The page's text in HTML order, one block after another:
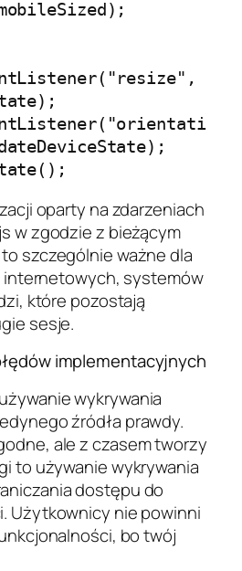
oparty na zdarzeniach
w zgodzie z bieżącym
szczególnie ważne dla
internetowych, systemów
które pozostają
sesje.
implementacyjnych
wykrywania
źródła prawdy.
ale z czasem tworzy
to używanie wykrywania
dostępu do
Użytkownicy nie powinni
bo twój